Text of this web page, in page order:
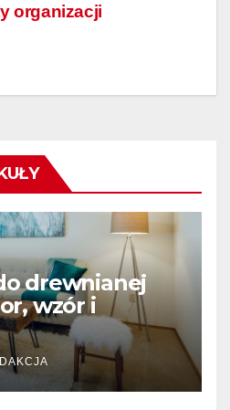
organizacji
drewnianej
wzór i